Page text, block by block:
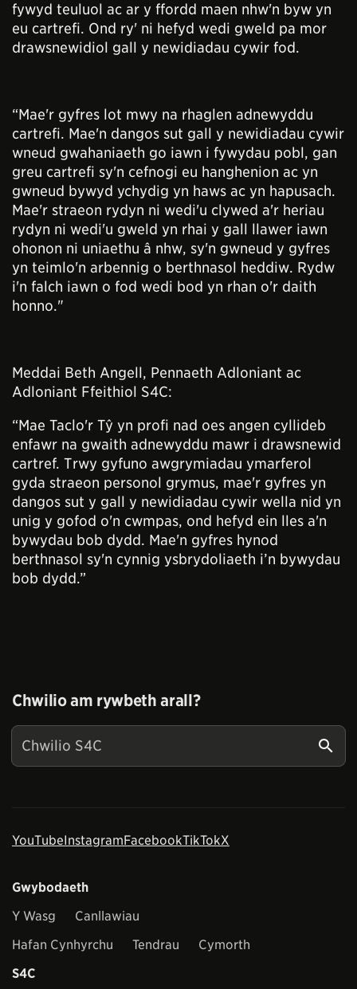
fywyd teuluol ac ar y ffordd maen nhw'n byw yn
eu cartrefi. Ond ry' ni hefyd wedi gweld pa mor
drawsnewidiol gall y newidiadau cywir fod.
“Mae'r gyfres lot mwy na rhaglen adnewyddu
cartrefi. Mae'n dangos sut gall y newidiadau cywir
wneud gwahaniaeth go iawn i fywydau pobl, gan
greu cartrefi sy'n cefnogi eu hanghenion ac yn
gwneud bywyd ychydig yn haws ac yn hapusach.
Mae'r straeon rydyn ni wedi'u clywed a'r heriau
rydyn ni wedi'u gweld yn rhai y gall llawer iawn
ohonon ni uniaethu â nhw, sy'n gwneud y gyfres
yn teimlo'n arbennig o berthnasol heddiw. Rydw
i'n falch iawn o fod wedi bod yn rhan o'r daith
honno."
Meddai Beth Angell, Pennaeth Adloniant ac
Adloniant Ffeithiol S4C:
“Mae Taclo'r Tŷ yn profi nad oes angen cyllideb
enfawr na gwaith adnewyddu mawr i drawsnewid
cartref. Trwy gyfuno awgrymiadau ymarferol
gyda straeon personol grymus, mae'r gyfres yn
dangos sut y gall y newidiadau cywir wella nid yn
unig y gofod o'n cwmpas, ond hefyd ein lles a'n
bywydau bob dydd. Mae'n gyfres hynod
berthnasol sy'n cynnig ysbrydoliaeth i’n bywydau
bob dydd.”
Chwilio am rywbeth arall?
YouTubeInstagramFacebookTikTokX
Gwybodaeth
Y Wasg
Canllawiau
Hafan Cynhyrchu
Tendrau
Cymorth
S4C